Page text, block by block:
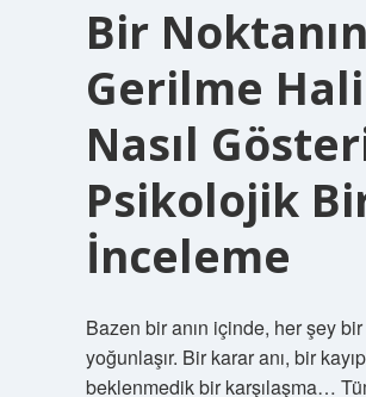
Bir Noktanın
Gerilme Hali
Nasıl
Psikolojik
İnceleme
Bazen bir anın içinde, her şey
yoğunlaşır. Bir karar anı, bir
beklenmedik bir karşılaşma…